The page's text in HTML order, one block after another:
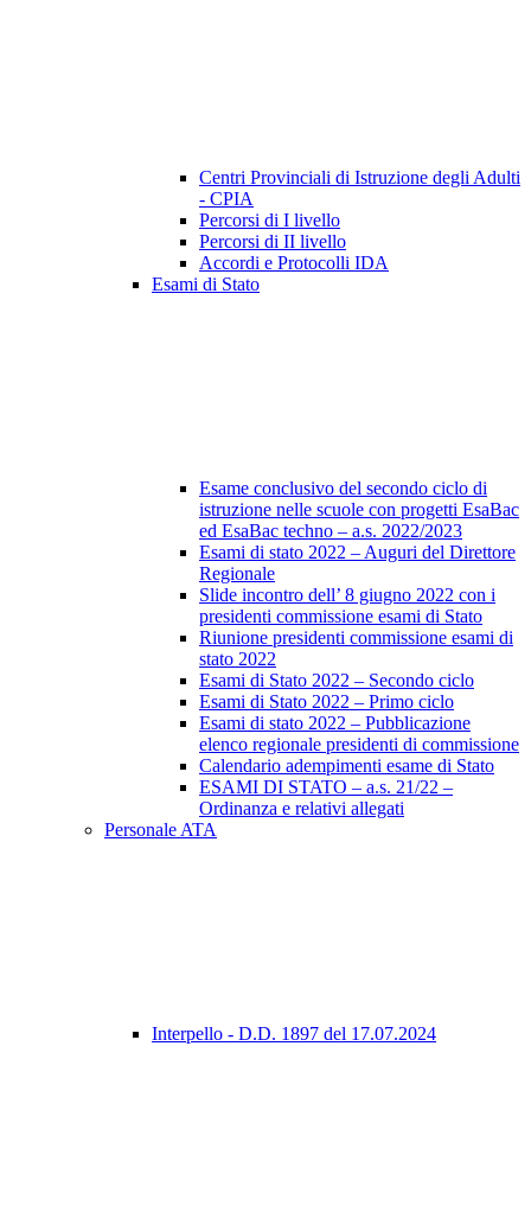
Centri Provinciali di Istruzione degli Adulti
- CPIA
Percorsi di I livello
Percorsi di II livello
Accordi e Protocolli IDA
Esami di Stato
Esame conclusivo del secondo ciclo di
istruzione nelle scuole con progetti EsaBac
ed EsaBac techno – a.s. 2022/2023
Esami di stato 2022 – Auguri del Direttore
Regionale
Slide incontro dell’ 8 giugno 2022 con i
presidenti commissione esami di Stato
Riunione presidenti commissione esami di
stato 2022
Esami di Stato 2022 – Secondo ciclo
Esami di Stato 2022 – Primo ciclo
Esami di stato 2022 – Pubblicazione
elenco regionale presidenti di commissione
Calendario adempimenti esame di Stato
ESAMI DI STATO – a.s. 21/22 –
Ordinanza e relativi allegati
Personale ATA
Interpello - D.D. 1897 del 17.07.2024